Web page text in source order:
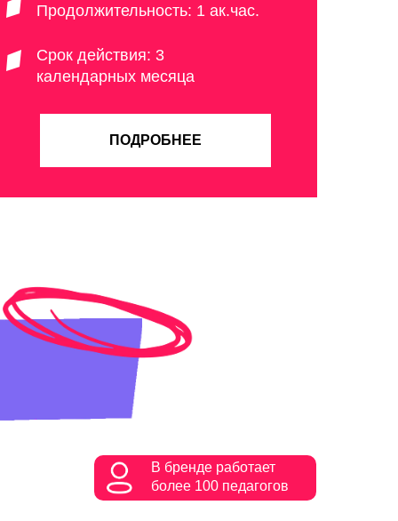
Срок действия: 3
календарных месяца
Продолжительность: 1 ак.час.
ПОДРОБНЕЕ
В бренде работает
более 100 педагогов